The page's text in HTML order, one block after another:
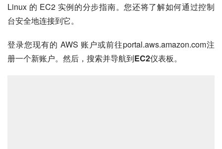
Linux 的 EC2 实例的分步指南。您还将了解如何通过控制
台安全地连接到它。
登录您现有的 AWS 账户或前往portal.aws.amazon.com注
册一个新账户。然后，搜索并导航到EC2仪表板。